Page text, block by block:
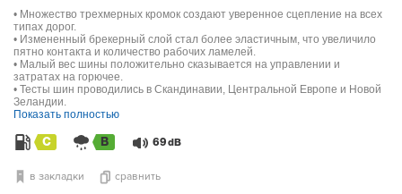
• Множество трехмерных кромок создают уверенное сцепление на всех
типах дорог.
• Измененный брекерный слой стал более эластичным, что увеличило
пятно контакта и количество рабочих ламелей.
• Малый вес шины положительно сказывается на управлении и
затратах на горючее.
• Тесты шин проводились в Скандинавии, Центральной Европе и Новой
Зеландии.
Показать полностью
C B 69 dB
в закладки сравнить